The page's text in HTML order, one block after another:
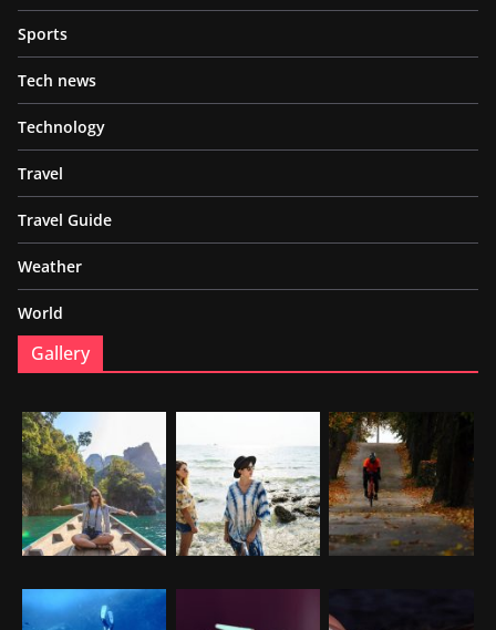
Sports
Tech news
Technology
Travel
Travel Guide
Weather
World
Gallery